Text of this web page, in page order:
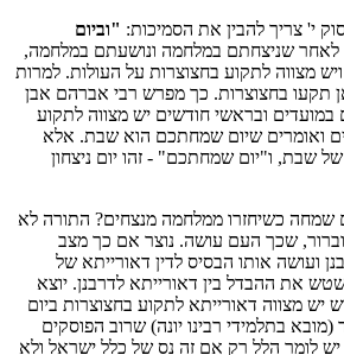
י' צריך להבין את הסמיכות: "וביום
לאחר שניצחתם במלחמה ונושעתם במלחמה,
מצווה לתקוע בחצוצרות על העולות. למרות
תקעו בחצוצרות. כך מפרש רבי אברהם אבן
במועדים ובראשי חודשים יש מצווה לתקוע
ואומרים שיום שמחתכם הוא שבת. אלא
שבת, ו"יום שמחתכם" - זהו יום ניצחון
שמחה כשיחזרו ממלחמה מנצחים? התורה לא
שכך העם עושה. נוצר אם כך מצב
ועושה אותו הבסיס לדין דאורייתא של
את ההבדל בין דאורייתא לדרבנן. יוצא
יש מצווה דאורייתא לתקוע בחצוצרות ביום
בתלמידי רבינו יונה) שרוב הפוסקים
לומר הלל רק אם זה נס של כלל ישראל ולא